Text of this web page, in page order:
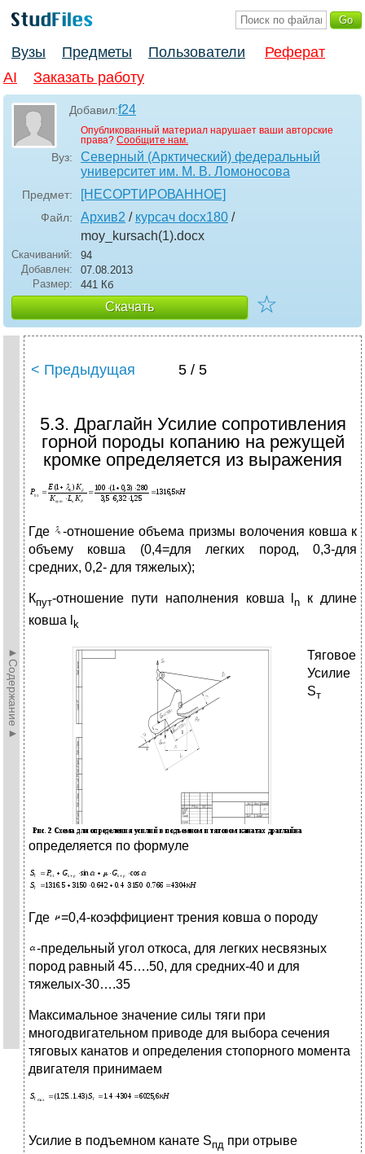
Вузы Предметы Пользователи
Реферат
AI
Заказать работу
Добавил:f24
Опубликованный материал нарушает ваши авторские
права? Сообщите нам.
Вуз:
Северный (Арктический) федеральный
университет им. М. В. Ломоносова
Предмет: [НЕСОРТИРОВАННОЕ]
Файл: Архив2 / курсач docx180 /
moy_kursach(1).docx
Скачиваний:
94
Добавлен:
07.08.2013
Размер:
441 Кб
Скачать ☆
►Содержание►
< Предыдущая 5 / 5
5.3. Драглайн Усилие сопротивления
горной породы копанию на режущей
кромке определяется из выражения
Где
-отношение объема призмы волочения ковша к
объему ковша (0,4=для легких пород, 0,3-для
средних, 0,2- для тяжелых);
Кпут-отношение пути наполнения ковша ln
к длине
ковша l
k
Тяговое
Усилие
Sт
определяется по формуле
Где =0,4-коэффициент трения ковша о породу
-предельный угол откоса, для легких несвязных
пород равный 45….50, для средних-40 и для
тяжелых-30….35
Максимальное значение силы тяги при
многодвигательном приводе для выбора сечения
тяговых канатов и определения стопорного момента
двигателя принимаем
Усилие в подъемном канате Sпд при отрыве